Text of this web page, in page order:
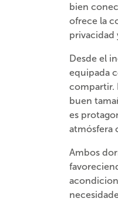
bien
ofrece la
privacidad
Desde el
equipada
compartir.
buen
es
atmósfera
Ambos